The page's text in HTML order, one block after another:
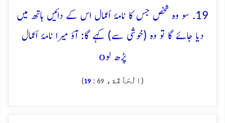
19. سو وہ شخص جس کا نامۂ اَعمال اس کے دائیں ہاتھ میں
دیا جائے گا تو وہ (خوشی سے) کہے گا: آؤ میرا نامۂ اَعمال
پڑھ لوo
(الْحَآقَّة، 69
:
19
)